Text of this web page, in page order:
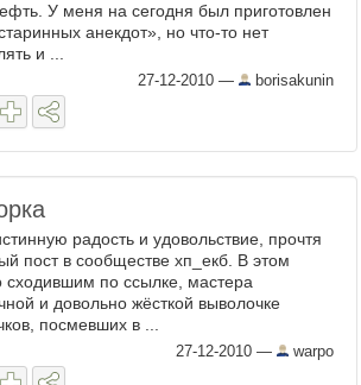
У меня на сегодня был приготовлен
анекдот», но что-то нет
и ...
27-12-2010 — borisakunin
радость и удовольствие, прочтя
пост в сообществе хп_екб. В этом
сходившим по ссылке, мастера
и довольно жёсткой выволочке
посмевших в ...
27-12-2010 — warpo